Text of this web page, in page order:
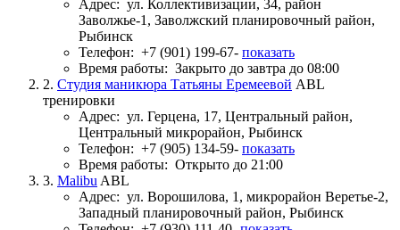
Адрес: ул. Коллективизации, 34, район
Заволжье-1, Заволжский планировочный район,
Рыбинск
Телефон: +7 (901) 199-67- показать
Время работы: Закрыто до завтра до 08:00
2. Студия маникюра Татьяны Еремеевой ABL
тренировки
Адрес: ул. Герцена, 17, Центральный район,
Центральный микрорайон, Рыбинск
Телефон: +7 (905) 134-59- показать
Время работы: Открыто до 21:00
3. Malibu ABL
Адрес: ул. Ворошилова, 1, микрорайон Веретье-2,
Западный планировочный район, Рыбинск